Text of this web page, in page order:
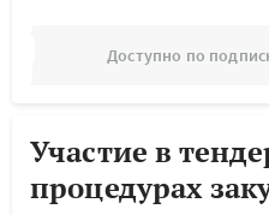
Доступно по
Участие в
процедурах